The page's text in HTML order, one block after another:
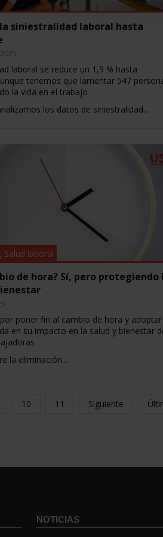
siniestralidad laboral hasta
laboral se reduce un 1,9 % hasta
tenemos que lamentar 547
la vida en el trabajo
los datos de siniestralidad…
, Salud laboral
de hora? Sí, pero protegiendo
poner fin al cambio de hora y
en su impacto en la salud y bienestar
la eliminación…
10 11 Siguiente
NOTICIAS